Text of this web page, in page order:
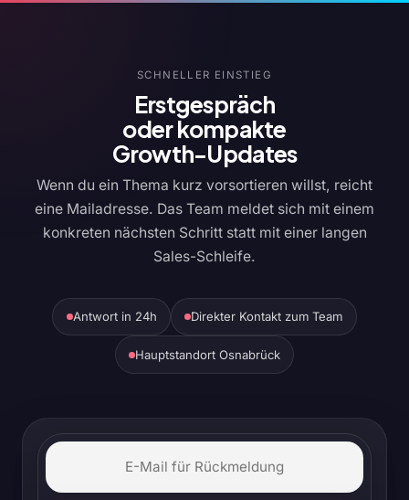
SCHNELLER EINSTIEG
Erstgespräch
oder kompakte
Growth-Updates
Wenn du ein Thema kurz vorsortieren willst, reicht
eine Mailadresse. Das Team meldet sich mit einem
konkreten nächsten Schritt statt mit einer langen
Sales-Schleife.
Antwort in 24h Direkter Kontakt zum Team
Hauptstandort Osnabrück